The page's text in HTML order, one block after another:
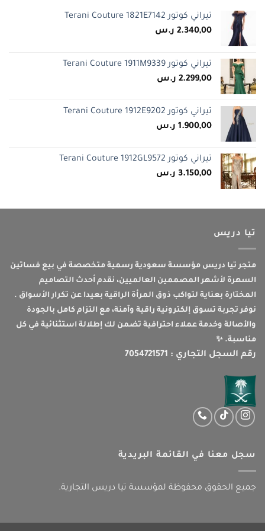
تيراني كوتور Terani Couture 1821E7142
2.340,00 ر.س
تيراني كوتور Terani Couture 1911M9339
2.299,00 ر.س
تيراني كوتور Terani Couture 1912E9202
1.900,00 ر.س
تيراني كوتور Terani Couture 1912GL9572
3.150,00 ر.س
تيا دريس
متجر تيا دريس مؤسسة سعودية رسمية متخصصة في بيع فساتين
السهرة لأشهر المصممين العالميين، نقدم أحدث التصاميم
المختارة بعناية لتواكب ذوق المرأة الراقية بعيدا عن تكرار الأسواق .
نوفر تجربة تسوق إلكترونية راقية وآمنة، مع التزام كامل بالجودة
والأصالة وخدمة عملاء احترافية تضمن لك إطلالة استثنائية في كل
مناسبة. ✨
رقم السجل التجاري : 7054721571
سجل معنا في القائمة البريدية
جميع الحقوق محفوظة لمؤسسة تيا دريس التجارية.